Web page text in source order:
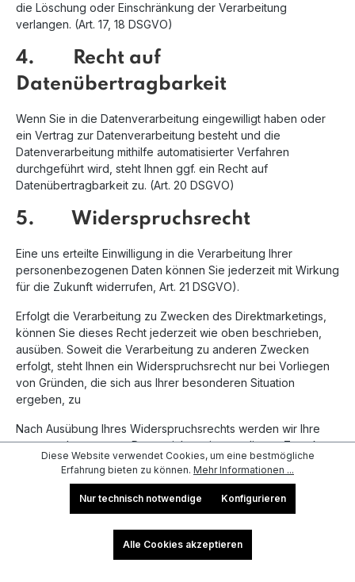
die Löschung oder Einschränkung der Verarbeitung
verlangen. (Art. 17, 18 DSGVO)
4. Recht auf
Datenübertragbarkeit
Wenn Sie in die Datenverarbeitung eingewilligt haben oder
ein Vertrag zur Datenverarbeitung besteht und die
Datenverarbeitung mithilfe automatisierter Verfahren
durchgeführt wird, steht Ihnen ggf. ein Recht auf
Datenübertragbarkeit zu. (Art. 20 DSGVO)
5. Widerspruchsrecht
Eine uns erteilte Einwilligung in die Verarbeitung Ihrer
personenbezogenen Daten können Sie jederzeit mit Wirkung
für die Zukunft widerrufen, Art. 21 DSGVO).
Erfolgt die Verarbeitung zu Zwecken des Direktmarketings,
können Sie dieses Recht jederzeit wie oben beschrieben,
ausüben. Soweit die Verarbeitung zu anderen Zwecken
erfolgt, steht Ihnen ein Widerspruchsrecht nur bei Vorliegen
von Gründen, die sich aus Ihrer besonderen Situation
ergeben, zu
Nach Ausübung Ihres Widerspruchsrechts werden wir Ihre
personenbezogenen Daten nicht weiter zu diesen Zwecken
verarbeiten, es sei denn, wir können zwingende
schutzwürdige Gründe für die Verarbeitung nachweisen, die
Ihre Interessen, Rechte und Freiheiten überwiegen, oder
wenn die Verarbeitung der Geltendmachung, Ausübung oder
Verteidigung von Rechtsansprüchen dient.
Dies gilt nicht, wenn die Verarbeitung zu Zwecken des
Diese Website verwendet Cookies, um eine bestmögliche
Erfahrung bieten zu können. Mehr Informationen ...
Nur technisch notwendige Konfigurieren
Alle Cookies akzeptieren